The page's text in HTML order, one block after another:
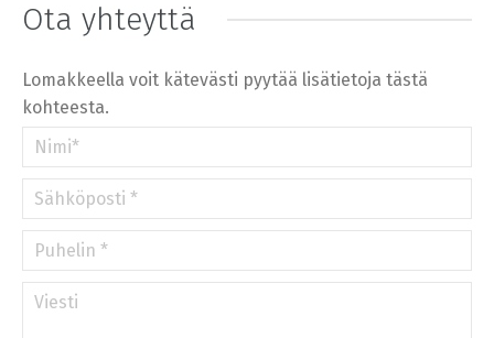
©OpenStreetMap contributors.
»
Ota yhteyttä
Lomakkeella voit kätevästi pyytää lisätietoja tästä
kohteesta.